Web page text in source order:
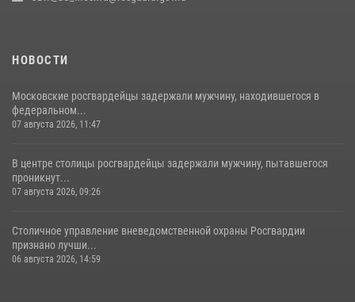
НОВОСТИ
Московские росгвардейцы задержали мужчину, находившегося в
федеральном...
07 августа 2026, 11:47
В центре столицы росгвардейцы задержали мужчину, пытавшегося
проникнут...
07 августа 2026, 09:26
Столичное управление вневедомственной охраны Росгвардии
признано лучши...
06 августа 2026, 14:59